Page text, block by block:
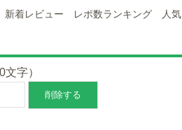
新着レビュー レポ数ランキング 人
字）